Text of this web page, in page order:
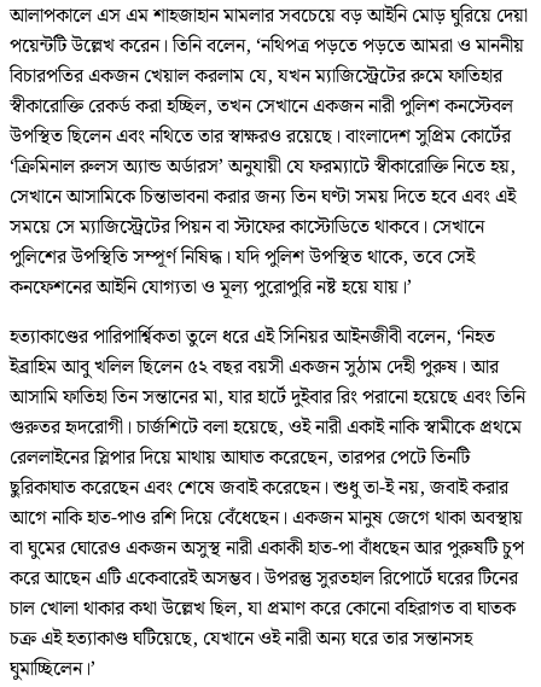
আলাপকালে এস এম শাহজাহান মামলার সবচেয়ে বড় আইনি মোড় ঘুরিয়ে দেয়া
পয়েন্টটি উল্লেখ করেন। তিনি বলেন, ‘নথিপত্র পড়তে পড়তে আমরা ও মাননীয়
বিচারপতির একজন খেয়াল করলাম যে, যখন ম্যাজিস্ট্রেটের রুমে ফাতিহার
স্বীকারোক্তি রেকর্ড করা হচ্ছিল, তখন সেখানে একজন নারী পুলিশ কনস্টেবল
উপস্থিত ছিলেন এবং নথিতে তার স্বাক্ষরও রয়েছে। বাংলাদেশ সুপ্রিম কোর্টের
‘ক্রিমিনাল রুলস অ্যান্ড অর্ডারস’ অনুযায়ী যে ফরম্যাটে স্বীকারোক্তি নিতে হয়,
সেখানে আসামিকে চিন্তাভাবনা করার জন্য তিন ঘণ্টা সময় দিতে হবে এবং এই
সময়ে সে ম্যাজিস্ট্রেটের পিয়ন বা স্টাফের কাস্টোডিতে থাকবে। সেখানে
পুলিশের উপস্থিতি সম্পূর্ণ নিষিদ্ধ। যদি পুলিশ উপস্থিত থাকে, তবে সেই
কনফেশনের আইনি যোগ্যতা ও মূল্য পুরোপুরি নষ্ট হয়ে যায়।’
হত্যাকাণ্ডের পারিপার্শ্বিকতা তুলে ধরে এই সিনিয়র আইনজীবী বলেন, ‘নিহত
ইব্রাহিম আবু খলিল ছিলেন ৫২ বছর বয়সী একজন সুঠাম দেহী পুরুষ। আর
আসামি ফাতিহা তিন সন্তানের মা, যার হার্টে দুইবার রিং পরানো হয়েছে এবং তিনি
গুরুতর হৃদরোগী। চার্জশিটে বলা হয়েছে, ওই নারী একাই নাকি স্বামীকে প্রথমে
রেললাইনের স্লিপার দিয়ে মাথায় আঘাত করেছেন, তারপর পেটে তিনটি
ছুরিকাঘাত করেছেন এবং শেষে জবাই করেছেন। শুধু তা-ই নয়, জবাই করার
আগে নাকি হাত-পাও রশি দিয়ে বেঁধেছেন। একজন মানুষ জেগে থাকা অবস্থায়
বা ঘুমের ঘোরেও একজন অসুস্থ নারী একাকী হাত-পা বাঁধছেন আর পুরুষটি চুপ
করে আছেন এটি একেবারেই অসম্ভব। উপরন্তু সুরতহাল রিপোর্টে ঘরের টিনের
চাল খোলা থাকার কথা উল্লেখ ছিল, যা প্রমাণ করে কোনো বহিরাগত বা ঘাতক
চক্র এই হত্যাকাণ্ড ঘটিয়েছে, যেখানে ওই নারী অন্য ঘরে তার সন্তানসহ
ঘুমাচ্ছিলেন।’